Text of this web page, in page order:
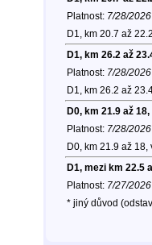
Platnost: 7/28/
D1, km 20.7 až
D1, km 26.2 až
Platnost: 7/28/
D1, km 26.2 až
D0, km 21.9 až
Platnost: 7/28/
D0, km 21.9 až
D1, mezi km 22.5
Platnost: 7/27/
* jiný důvod